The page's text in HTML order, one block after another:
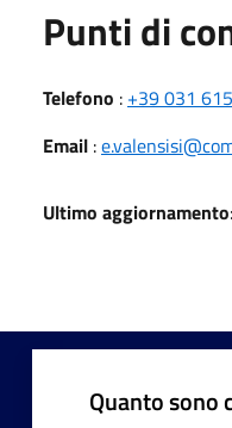
Punti di
Telefono : +39 031
Email :
Ultimo aggiornamento
Quanto sono